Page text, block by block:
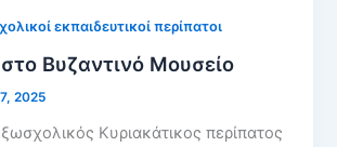
εκπαιδευτικοί περίπατοι
Βυζαντινό Μουσείο
2025
Κυριακάτικος περίπατος